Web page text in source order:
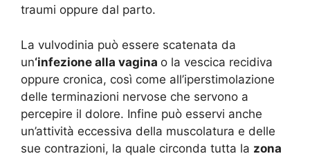
traumi oppure dal parto.
La vulvodinia può essere scatenata da
un‘infezione alla vagina o la vescica recidiva
oppure cronica, così come all’iperstimolazione
delle terminazioni nervose che servono a
percepire il dolore. Infine può esservi anche
un’attività eccessiva della muscolatura e delle
sue contrazioni, la quale circonda tutta la zona